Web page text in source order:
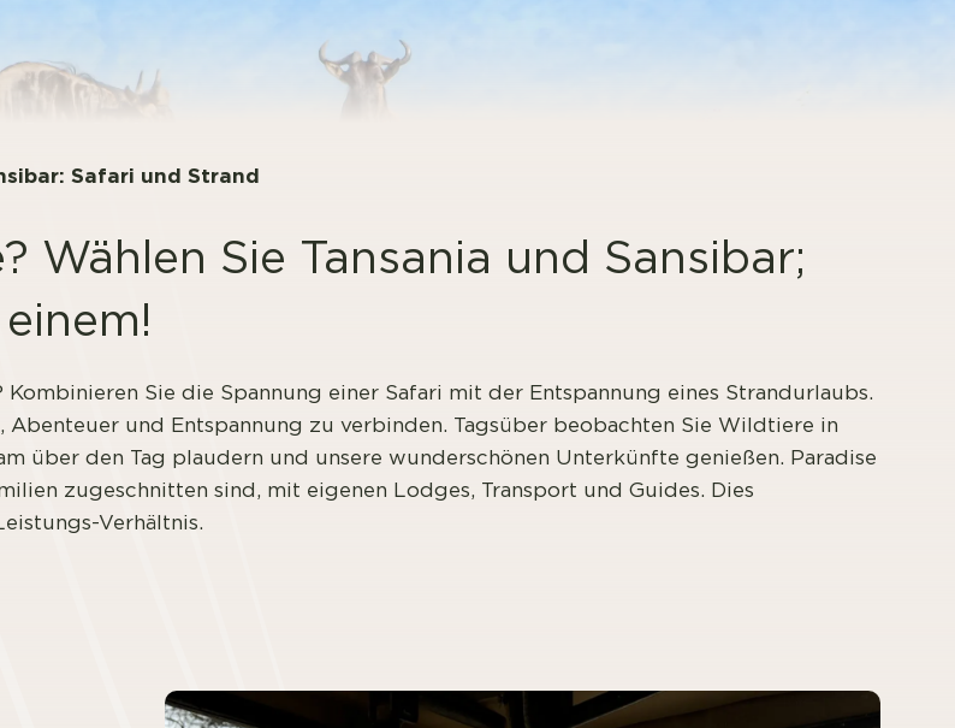
Safari und Strand
Wählen Sie Tansania und Sansibar;
Kombinieren Sie die Spannung einer Safari mit der Entspannung eines Strandurlaubs.
Abenteuer und Entspannung zu verbinden. Tagsüber beobachten Sie Wildtiere in
über den Tag plaudern und unsere wunderschönen Unterkünfte genießen. Paradise
zugeschnitten sind, mit eigenen Lodges, Transport und Guides. Dies
Verhältnis.